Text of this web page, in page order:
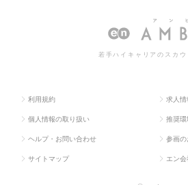
マネージャ 成長
若手ハイキャリアのスカウ
利用規約 求人情
個人情報の取り扱い 推奨環
ヘルプ・お問い合わせ 参画の
サイトマップ エン